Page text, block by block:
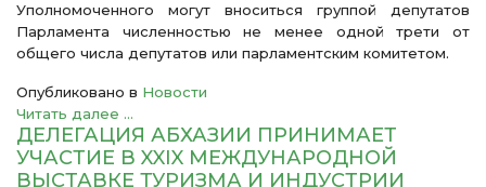
Уполномоченного могут вноситься группой депутатов
Парламента численностью не менее одной трети от
общего числа депутатов или парламентским комитетом.
Опубликовано в Новости
Читать далее ...
ДЕЛЕГАЦИЯ АБХАЗИИ ПРИНИМАЕТ
УЧАСТИЕ В XXIX МЕЖДУНАРОДНОЙ
ВЫСТАВКЕ ТУРИЗМА И ИНДУСТРИИ